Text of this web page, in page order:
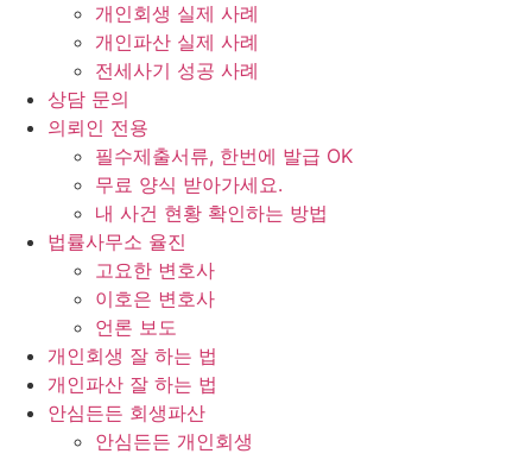
개인회생 실제 사례
개인파산 실제 사례
전세사기 성공 사례
상담 문의
의뢰인 전용
필수제출서류, 한번에 발급 OK
무료 양식 받아가세요.
내 사건 현황 확인하는 방법
법률사무소 율진
고요한 변호사
이호은 변호사
언론 보도
개인회생 잘 하는 법
개인파산 잘 하는 법
안심든든 회생파산
안심든든 개인회생